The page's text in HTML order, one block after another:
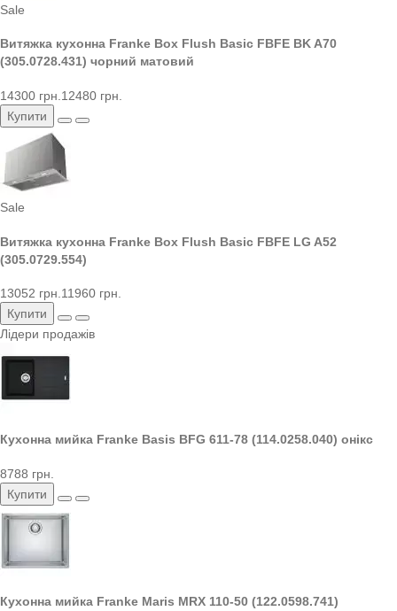
Sale
Витяжка кухонна Franke Box Flush Basic FBFE BK A70
(305.0728.431) чорний матовий
14300 грн. 12480 грн.
Купити
Sale
Витяжка кухонна Franke Box Flush Basic FBFE LG A52
(305.0729.554)
13052 грн.11960 грн.
Купити
Лідери продажів
Кухонна мийка Franke Basis BFG 611-78 (114.0258.040) онікс
8788 грн.
Купити
Кухонна мийка Franke Maris MRX 110-50 (122.0598.741)